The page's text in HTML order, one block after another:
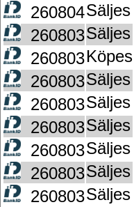
260804Säljes
260803Säljes
260803Köpes
260803Säljes
260803Säljes
260803Säljes
260803Säljes
260803Säljes
260803Säljes